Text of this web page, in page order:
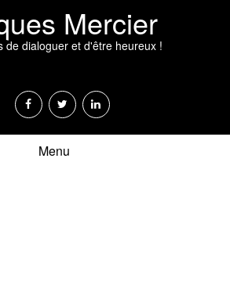
Mercier
de dialoguer et d'être heureux !
Menu